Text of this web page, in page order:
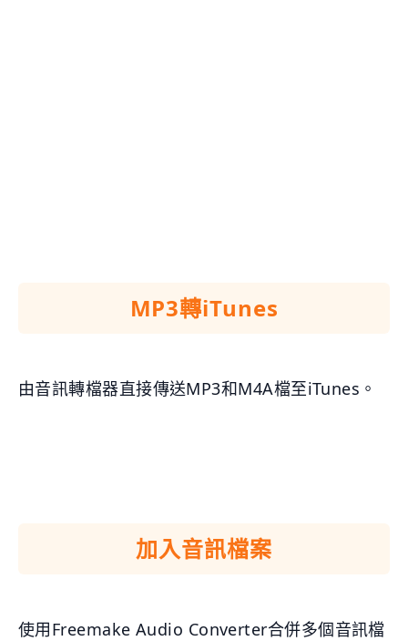
MP3轉iTunes
由音訊轉檔器直接傳送MP3和M4A檔至iTunes。
加入音訊檔案
使用Freemake Audio Converter合併多個音訊檔